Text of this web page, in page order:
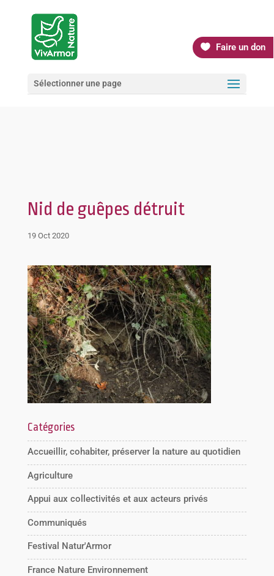
Faire un don
Sélectionner une page
Nid de guêpes détruit
19 Oct 2020
Catégories
Accueillir, cohabiter, préserver la nature au quotidien
Agriculture
Appui aux collectivités et aux acteurs privés
Communiqués
Festival Natur'Armor
France Nature Environnement